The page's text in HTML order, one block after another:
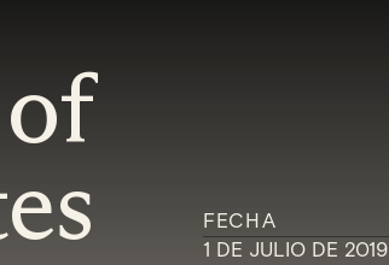
FECHA
1 DE JULIO DE 2019